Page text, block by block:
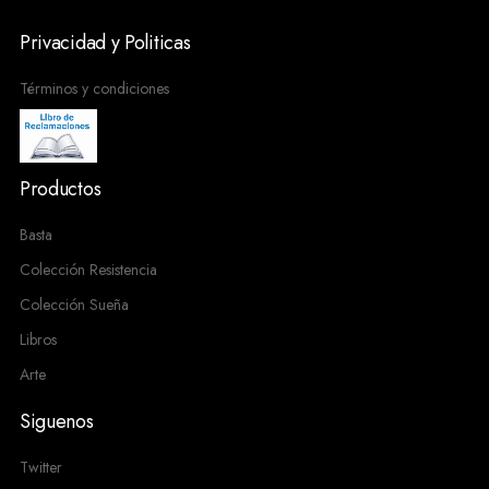
Privacidad y Politicas
Términos y condiciones
Productos
Basta
Colección Resistencia
Colección Sueña
Libros
Arte
Siguenos
Twitter